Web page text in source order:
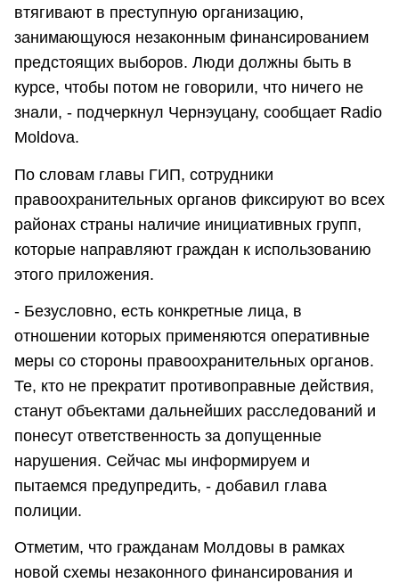
втягивают в преступную организацию,
занимающуюся незаконным финансированием
предстоящих выборов. Люди должны быть в
курсе, чтобы потом не говорили, что ничего не
знали, - подчеркнул Чернэуцану, сообщает Radio
Moldova.
По словам главы ГИП, сотрудники
правоохранительных органов фиксируют во всех
районах страны наличие инициативных групп,
которые направляют граждан к использованию
этого приложения.
- Безусловно, есть конкретные лица, в
отношении которых применяются оперативные
меры со стороны правоохранительных органов.
Те, кто не прекратит противоправные действия,
станут объектами дальнейших расследований и
понесут ответственность за допущенные
нарушения. Сейчас мы информируем и
пытаемся предупредить, - добавил глава
полиции.
Отметим, что гражданам Молдовы в рамках
новой схемы незаконного финансирования и